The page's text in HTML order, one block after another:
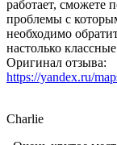
работает, сможете
проблемы с
необходимо
настолько
Оригинал отзыва:
https://yandex.ru/
Charlie